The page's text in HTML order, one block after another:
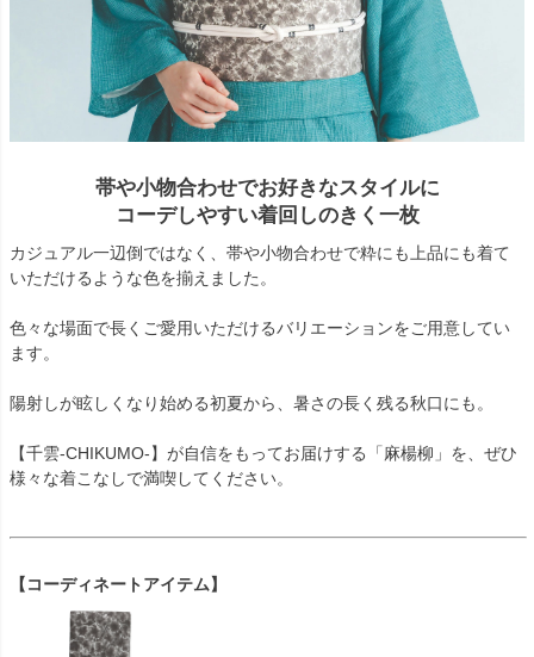
帯や小物合わせでお好きなスタイルに
コーデしやすい着回しのきく一枚
カジュアル一辺倒ではなく、帯や小物合わせで粋にも上品にも着て
いただけるような色を揃えました。
色々な場面で長くご愛用いただけるバリエーションをご用意してい
ます。
陽射しが眩しくなり始める初夏から、暑さの長く残る秋口にも。
【千雲-CHIKUMO-】が自信をもってお届けする「麻楊柳」を、ぜひ
様々な着こなしで満喫してください。
【コーディネートアイテム】